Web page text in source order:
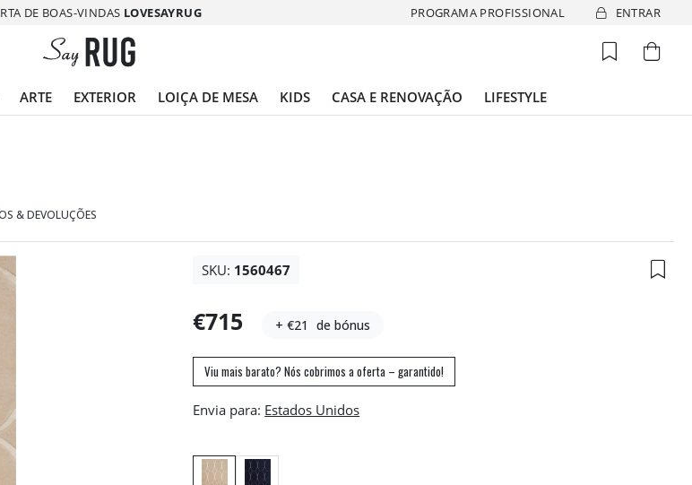
DE BOAS-VINDAS LOVESAYRUG PROGRAMA PROFISSIONAL ENTRAR
ARTE EXTERIOR LOIÇA DE MESA KIDS CASA E RENOVAÇÃO LIFESTYLE
& DEVOLUÇÕES
SKU: 1560467
€715 + €21 de bónus
Viu mais barato? Nós cobrimos a oferta – garantido!
Envia para: